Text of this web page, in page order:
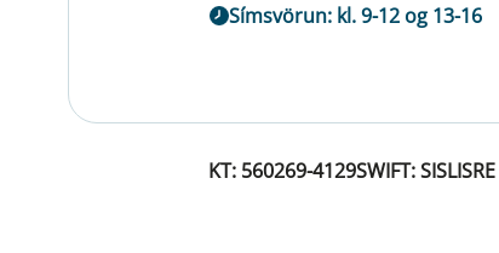
Símsvörun: kl. 9-12 og 13-16
KT: 560269-4129SWIFT: SISLISRE